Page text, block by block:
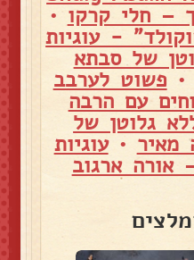
– חלי קרקו •
- עוגיות
של סבתא
• פשוט לערבב
עם הרבה
גלוטן של
מאיר •עוגיות
אורה ארגוב